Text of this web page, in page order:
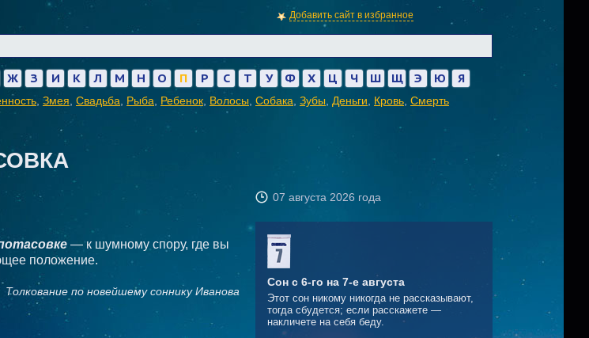
Добавить сайт в избранное
Ж З И К Л М Н О П Р С Т У Ф Х Ц Ч Ш Щ Э Ю Я
Змея Свадьба Рыба Ребенок Волосы Собака Зубы Деньги Кровь Смерть
07 августа 2026 года
— к шумному спору, где вы
положение.
Толкование по новейшему соннику Иванова
Сон с 6-го на 7-е августа
Этот сон никому никогда не рассказывают,
тогда сбудется; если расскажете —
накличете на себя беду.